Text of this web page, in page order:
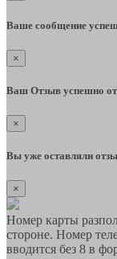
Ваше сообщение
×
Ваш Отзыв успешно
×
Вы уже оставляли
×
Номер карты
стороне. Номер
вводится без 8 в